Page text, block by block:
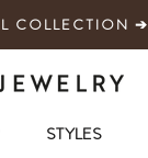
COLLECTION ➔
STYLES